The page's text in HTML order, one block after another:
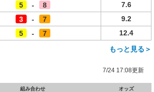
5 - 8
7.6
3 - 7
9.2
5 - 7
12.4
もっと見る＞
7/24 17:08更新
組み合わせ オッズ